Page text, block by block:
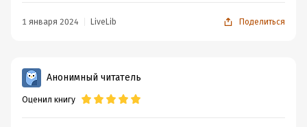
1 января 2024 LiveLib Поделиться
Анонимный читатель
Оценил книгу